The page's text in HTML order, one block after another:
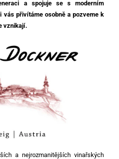
a spojuje se s moderním
vás přivítáme osobně a pozveme k
vznikají.
a nejrozmanitějších vinařských